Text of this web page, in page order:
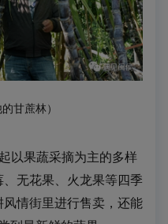
甘蔗林）
以果蔬采摘为主的多样
无花果、火龙果等四季
风情街里进行售卖，还能